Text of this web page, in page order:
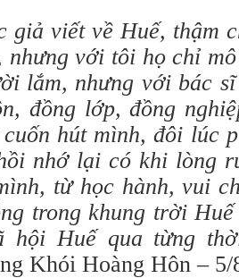
giả viết về Huế, thậm
nhưng với tôi họ chỉ
lắm, nhưng với bác
đồng lớp, đồng
hút mình, đôi lúc
nhớ lại có khi lòng
từ học hành, vui
trong khung trời
hội Huế qua từng
Khói Hoàng Hôn – 5/